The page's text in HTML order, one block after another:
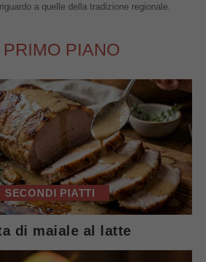
a quelle della tradizione regionale.
PRIMO PIANO
SECONDI PIATTI
di maiale al latte